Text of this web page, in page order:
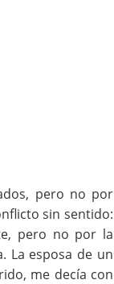
pero no por
sin sentido:
pero no por la
La esposa de un
me decía con